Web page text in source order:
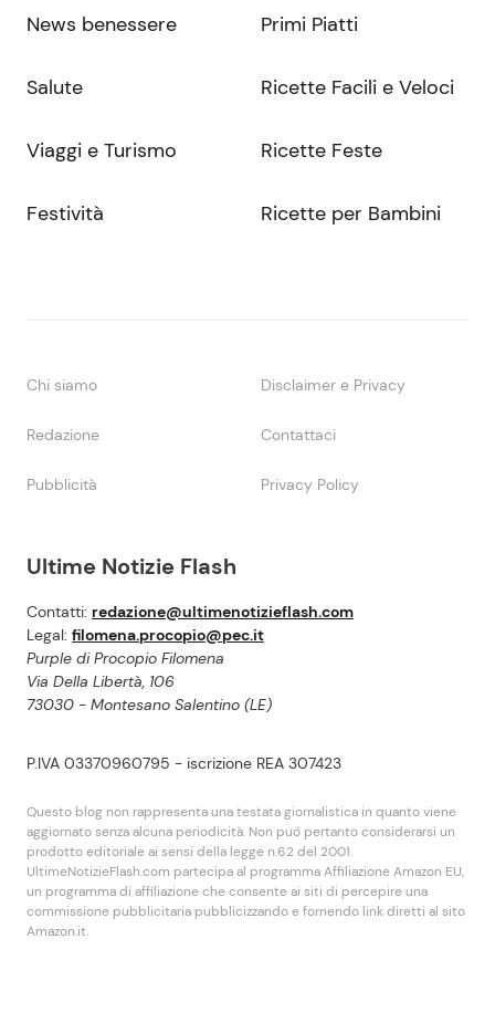
Ultime Notizie Flash
Contatti: redazione@ultimenotizieflash.com
Legal: filomena.procopio@pec.it
Purple di Procopio Filomena
Via Della Libertà, 106
73030 - Montesano Salentino (LE)
P.IVA 03370960795 - iscrizione REA 307423
Questo blog non rappresenta una testata giornalistica in quanto viene
aggiornato senza alcuna periodicità. Non puó pertanto considerarsi un
prodotto editoriale ai sensi della legge n.62 del 2001.
UltimeNotizieFlash.com partecipa al programma Affiliazione Amazon EU,
un programma di affiliazione che consente ai siti di percepire una
commissione pubblicitaria pubblicizzando e fornendo link diretti al sito
Amazon.it.
News benessere
Salute
Viaggi e Turismo
Festività
Primi Piatti
Ricette Facili e Veloci
Ricette Feste
Ricette per Bambini
Chi siamo Disclaimer e Privacy
Redazione Contattaci
Pubblicità Privacy Policy